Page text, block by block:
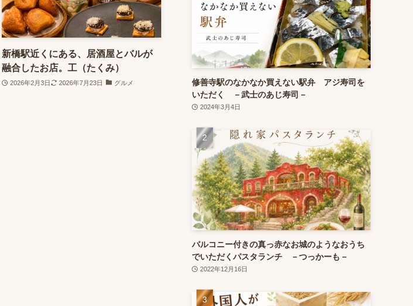
新橋駅近くにある、居酒屋とバルが
融合したお店。工（たくみ）
2026年2月3日 2026年7月23日 グルメ
修善寺駅のなかなか買えない駅弁 アジ寿司を
いただく －武士のあじ寿司－
2024年3月4日
バルコニー付きの真っ赤なお城のようなおうち
でいただくパスタランチ －つっかーも－
2022年12月16日